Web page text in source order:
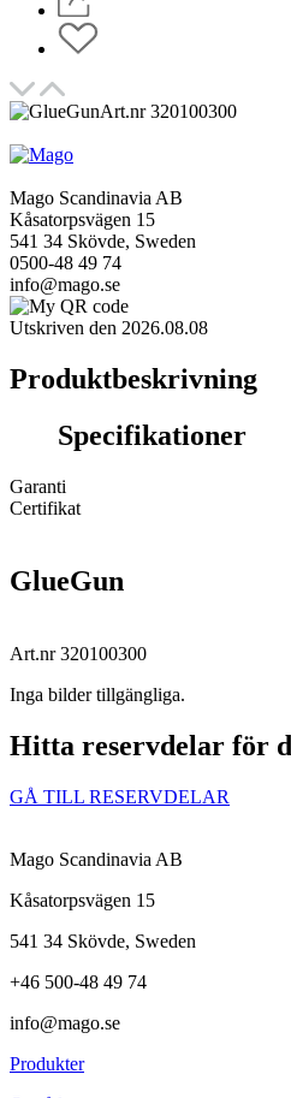
Art.nr 320100300
Mago Scandinavia AB
Kåsatorpsvägen 15
541 34 Skövde, Sweden
0500-48 49 74
info@mago.se
Utskriven den 2026.08.08
Produktbeskrivning
Specifikationer
Garanti
Certifikat
GlueGun
Art.nr 320100300
Inga bilder tillgängliga.
Hitta reservdelar för
GÅ TILL RESERVDELAR
Mago Scandinavia AB
Kåsatorpsvägen 15
541 34 Skövde, Sweden
+46 500-48 49 74
info@mago.se
Produkter